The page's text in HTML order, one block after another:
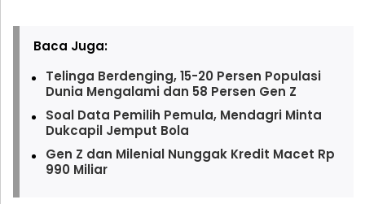
Baca Juga:
Telinga Berdenging, 15-20 Persen Populasi
Dunia Mengalami dan 58 Persen Gen Z
Soal Data Pemilih Pemula, Mendagri Minta
Dukcapil Jemput Bola
Gen Z dan Milenial Nunggak Kredit Macet Rp
990 Miliar